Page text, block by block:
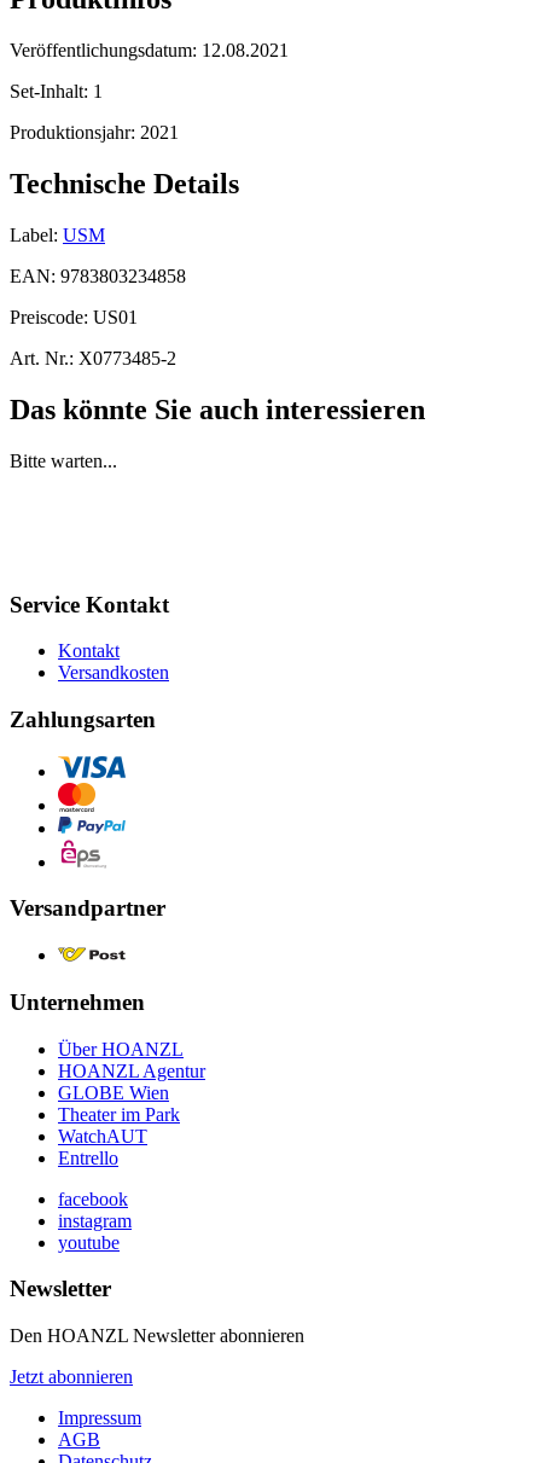
Veröffentlichungsdatum: 12.08.2021
Set-Inhalt: 1
Produktionsjahr: 2021
Technische Details
Label: USM
EAN: 9783803234858
Preiscode: US01
Art. Nr.: X0773485-2
Das könnte Sie auch interessieren
Bitte warten...
Service Kontakt
Kontakt
Versandkosten
Zahlungsarten
Versandpartner
Unternehmen
Über HOANZL
HOANZL Agentur
GLOBE Wien
Theater im Park
WatchAUT
Entrello
facebook
instagram
youtube
Newsletter
Den HOANZL Newsletter abonnieren
Jetzt abonnieren
Impressum
AGB